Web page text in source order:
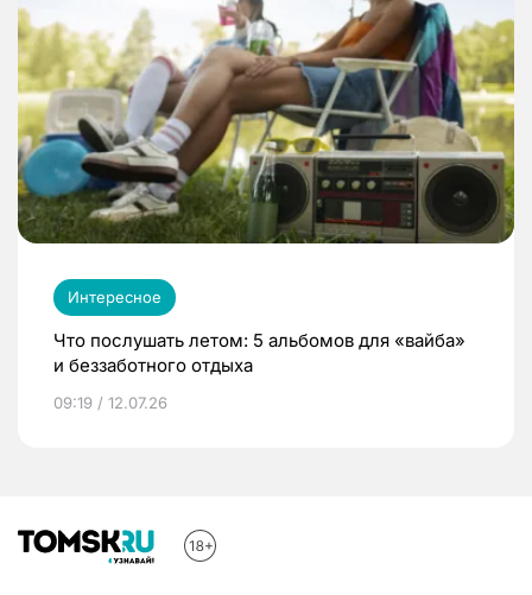
Интересное
Что послушать летом: 5 альбомов для «вайба»
и беззаботного отдыха
09:19 / 12.07.26